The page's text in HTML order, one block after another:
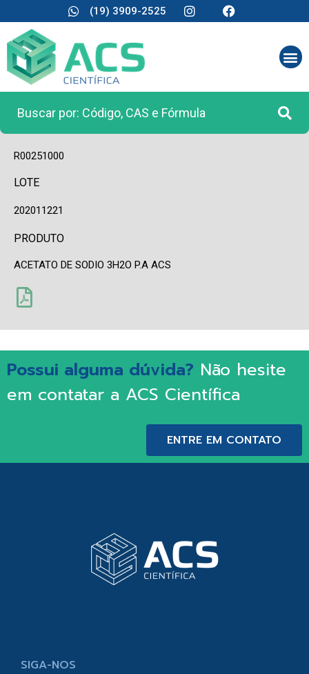
(19) 3909-2525
R00251000
LOTE
202011221
PRODUTO
ACETATO DE SODIO 3H2O P.A ACS
Possui alguma dúvida? Não hesite
em contatar a ACS Científica
ENTRE EM CONTATO
SIGA-NOS